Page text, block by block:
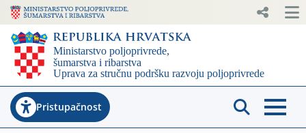
Pristupačnost